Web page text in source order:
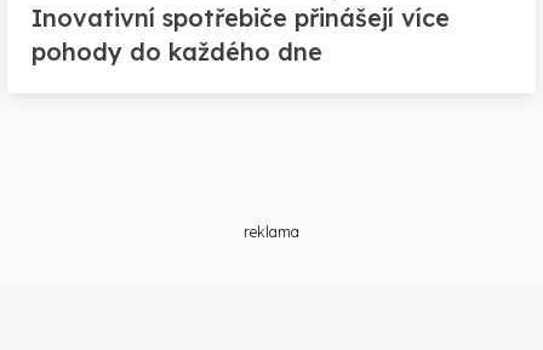
Inovativní spotřebiče přinášejí více
pohody do každého dne
reklama